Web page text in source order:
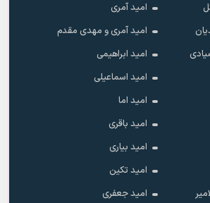
امید آمری
امید آمری و مهدی مقدم
امید ابراهیمی
امید اسماعیلی
امید اما
امید باقری
امید بیاری
امید تکین
امید جعفری